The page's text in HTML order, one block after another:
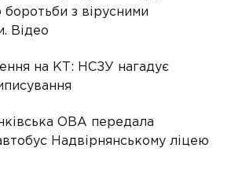
боротьби з вірусними
Відео
на КТ: НСЗУ нагадує
ОВА передала
Надвірнянському ліцею